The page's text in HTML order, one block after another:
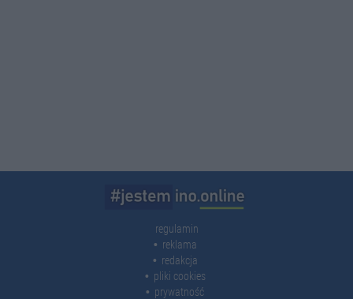
regulamin
reklama
redakcja
pliki cookies
prywatność